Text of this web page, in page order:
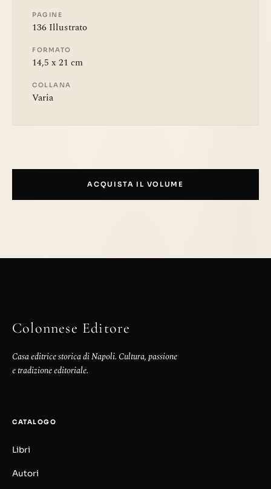
PAGINE
136 Illustrato
FORMATO
14,5 x 21 cm
COLLANA
Varia
ACQUISTA IL VOLUME
Colonnese Editore
Casa editrice storica di Napoli. Cultura, passione
e tradizione editoriale.
CATALOGO
Libri
Autori